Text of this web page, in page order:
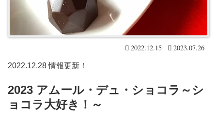
2022.12.15 2023.07.26
2022.12.28 情報更新！
2023 アムール・デュ・ショコラ～シ
ョコラ大好き！～